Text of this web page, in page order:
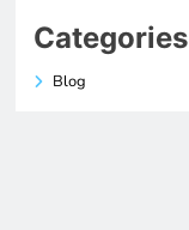
Categories
Blog